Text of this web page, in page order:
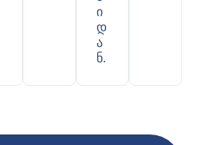
ი
დ
ა
ნ.